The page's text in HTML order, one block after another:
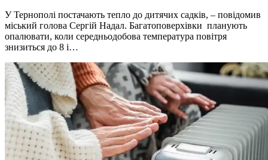
У Тернополi постачають тепло до дитячих садкiв, – повiдомив
мiський голова Сергiй Надал. Багатоповерхiвки планують
опалювати, коли середньодобова температура повiтря
знизиться до 8 i…